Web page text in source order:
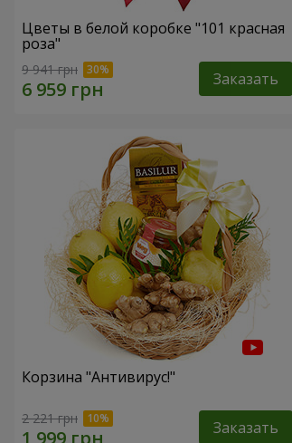
Цветы в белой коробке "101 красная
роза"
9 941 грн Заказать
Корзина "Антивирус!"
2 221 грн Заказать